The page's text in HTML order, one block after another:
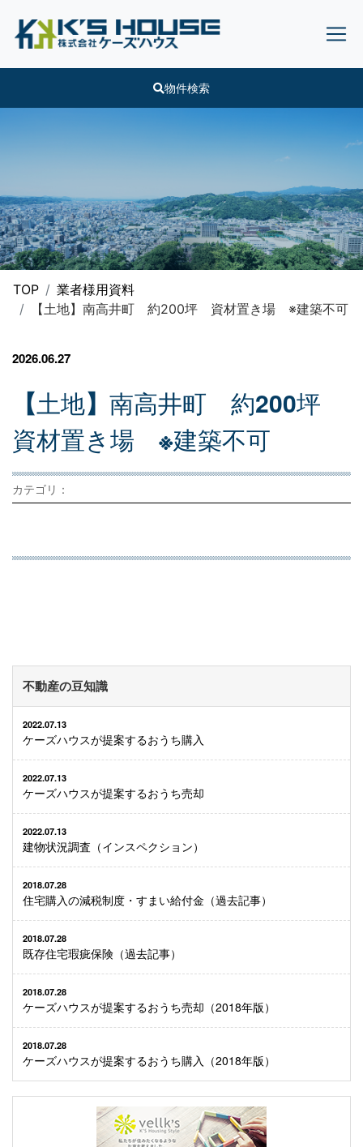
物件検索
TOP
業者様用資料
【土地】南高井町 約200坪 資材置き場 ※建築不可
2026.06.27
【土地】 南高井町 約200坪
資材置き場 ※建築不可
カテゴリ：
不動産の豆知識
2022.07.13
ケーズハウスが提案するおうち購入
2022.07.13
ケーズハウスが提案するおうち売却
2022.07.13
建物状況調査（インスペクション）
2018.07.28
住宅購入の減税制度・すまい給付金（過去記事）
2018.07.28
既存住宅瑕疵保険（過去記事）
2018.07.28
ケーズハウスが提案するおうち売却（2018年版）
2018.07.28
ケーズハウスが提案するおうち購入（2018年版）